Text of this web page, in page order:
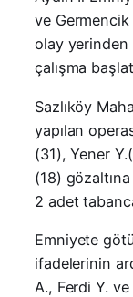
ve
olay yerinden
çalışma
Sazlıköy
yapılan
(31), Yener
(18)
2 adet
Emniyete
ifadelerinin
A., Ferdi Y.